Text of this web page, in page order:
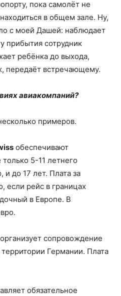
пока самолёт не
в общем зале. Ну,
с моей Дашей: наблюдает
прибытия сотрудник
ребёнка до выхода,
передаёт встречающему.
авиакомпаний?
примеров.
обеспечивают
5-11 летнего
и до 17 лет. Плата за
если рейс в границах
в Европе. В
организует сопровождение
Германии. Плата
обязательное